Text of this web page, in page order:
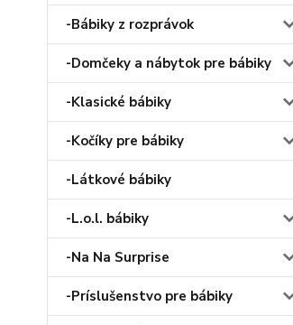
-Bábiky z rozprávok
-Domčeky a nábytok pre bábiky
-Klasické bábiky
-Kočíky pre bábiky
-Látkové bábiky
-L.o.l. bábiky
-Na Na Surprise
-Príslušenstvo pre bábiky